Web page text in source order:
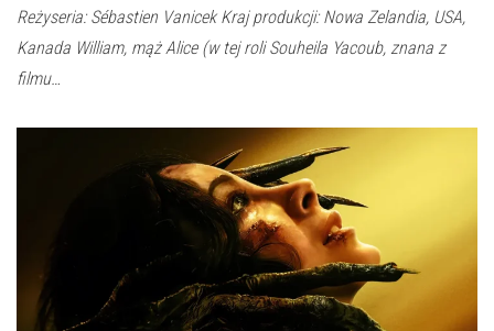
Reżyseria: Sébastien Vanicek Kraj produkcji: Nowa Zelandia, USA,
Kanada William, mąż Alice (w tej roli Souheila Yacoub, znana z
filmu…